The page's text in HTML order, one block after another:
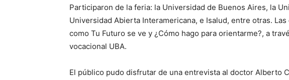
Participaron de la feria: la Universidad de Buenos Aires, la
Universidad Abierta Interamericana, e Isalud, entre otras.
como Tu Futuro se ve y ¿Cómo hago para orientarme?, a
vocacional UBA.
El público pudo disfrutar de una entrevista al doctor Alberto